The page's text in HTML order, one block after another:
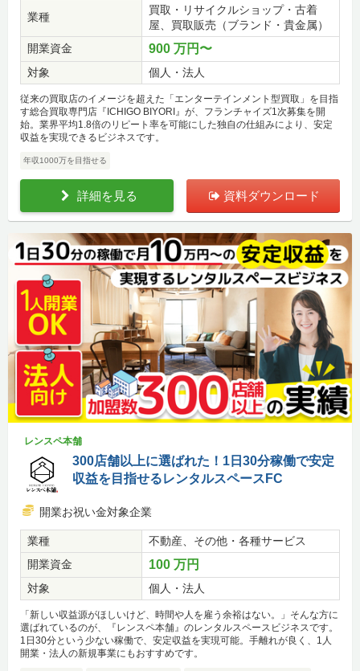
業種
買取・リサイクルショップ・古着
屋、買取販売（ブランド・貴金属）
開業資金
900 万円〜
対象 個人・法人
従来の買取店のイメージを超えた「エンターテインメント型買取」を目指
す総合買取専門店『ICHIGO BIYORI』が、フランチャイズ1次募集を開
始。業界平均1.8倍のリピート率を可能にした独自の仕組みにより、安定
収益を実現できるビジネスです。
年収1000万を目指せる
詳細を見る 資料ダウンロード
レンスペ本舗
300店舗以上に選ばれた！1日30分稼働で安定
収益を目指せるレンタルスペースFC
開業お祝い金対象企業
業種
不動産、その他・各種サービス
開業資金
100 万円
対象 個人・法人
「新しい収益源がほしいけど、時間や人を雇う余裕はない。」そんな方に
選ばれているのが、『レンスペ本舗』のレンタルスペースビジネスです。
1日30分という少ない稼働で、安定収益を実現可能。手離れが良く、1人
開業・法人の新規事業にもおすすめです。